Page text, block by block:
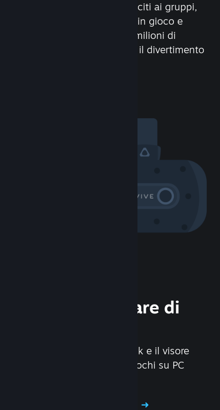
Stringi nuove amicizie, unisciti ai gruppi,
forma dei clan, usa la chat in gioco e
molto altro! Con oltre 100 milioni di
potenziali amici (o nemici), il divertimento
Scopri l'hardware di
Abbiamo creato Steam Deck e il visore
Valve Index per rendere i giochi su PC